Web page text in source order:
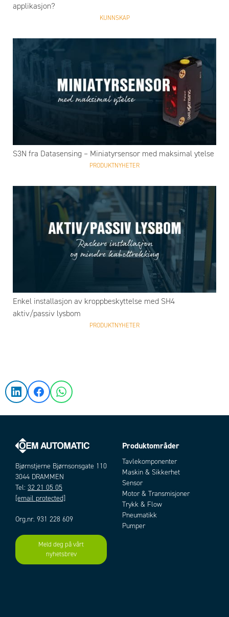
applikasjon?
KUNNSKAP
S3N fra Datasensing – Miniatyrsensor med maksimal ytelse
PRODUKTNYHETER
Enkel installasjon av kroppbeskyttelse med SH4
aktiv/passiv lysbom
PRODUKTNYHETER
Bjørnstjerne Bjørnsonsgate 110
3044 DRAMMEN
Tel: 32 21 05 05
[email protected]
Org.nr. 931 228 609
Meld deg på vårt
nyhetsbrev
Produktområder
Tavlekomponenter
Maskin & Sikkerhet
Sensor
Motor & Transmisjoner
Trykk & Flow
Pneumatikk
Pumper